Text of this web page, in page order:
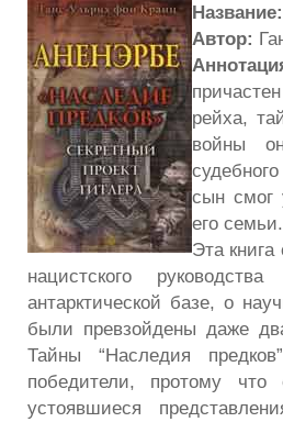
Название:
Автор:
рейха,
войны
сын смог
его семьи.
Эта книга
нацистского
антарктической базе, о
были превзойдены даже
Тайны “Наследия
победители, протому
устоявшиеся